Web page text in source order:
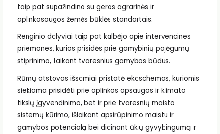
taip pat supažindino su geros agrarinės ir
aplinkosaugos žemės būklės standartais.
Renginio dalyviai taip pat kalbėjo apie intervencines
priemones, kurios prisidės prie gamybinių pajėgumų
stiprinimo, taikant tvaresnius gamybos būdus.
Rūmų atstovas išsamiai pristatė ekoschemas, kuriomis
siekiama prisidėti prie aplinkos apsaugos ir klimato
tikslų įgyvendinimo, bet ir prie tvaresnių maisto
sistemų kūrimo, išlaikant apsirūpinimo maistu ir
gamybos potencialą bei didinant ūkių gyvybingumą ir